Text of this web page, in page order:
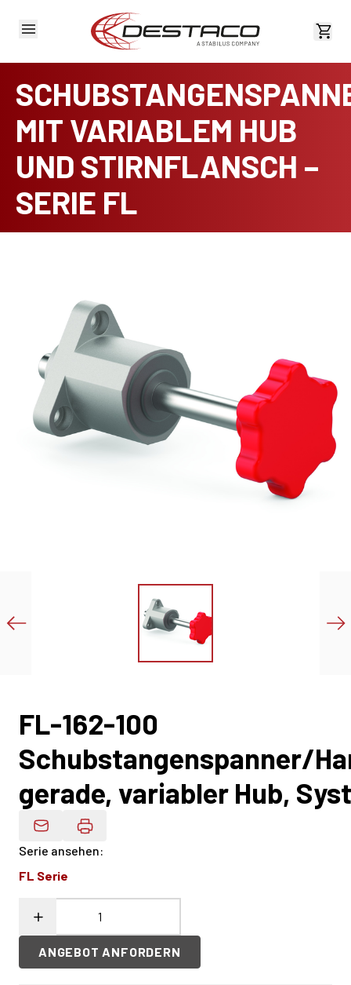
MIT VARIABLEM HUB
UND STIRNFLANSCH –
SERIE FL
FL-162-100
Schubstangenspanner/
gerade, variabler Hub,
Produktdaten Per E-Mail
Serie ansehen:
FL Serie
ANGEBOT ANFORDERN